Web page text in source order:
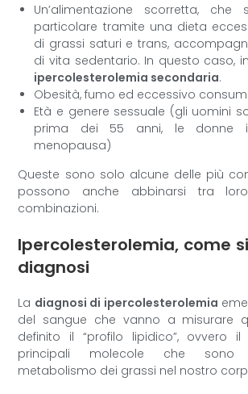
Un’alimentazione scorretta,
particolare tramite una dieta
di grassi saturi e trans,
di vita sedentario. In questo caso,
ipercolesterolemia secondaria.
Obesità, fumo ed eccessivo
Età e genere sessuale (gli uomini
prima dei 55 anni, le donne
menopausa)
Queste sono solo alcune delle più
possono anche abbinarsi tra
combinazioni.
Ipercolesterolemia, come
diagnosi
La diagnosi di ipercolesterolemia
del sangue che vanno a misurare
definito il “profilo lipidico”, ovvero
principali molecole che sono
metabolismo dei grassi nel nostro